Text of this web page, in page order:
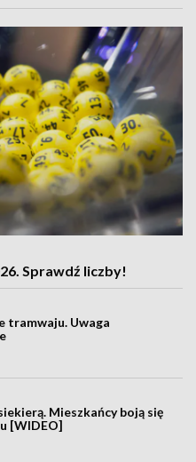
Sprawdź liczby!
tramwaju. Uwaga
Mieszkańcy boją się
[WIDEO]